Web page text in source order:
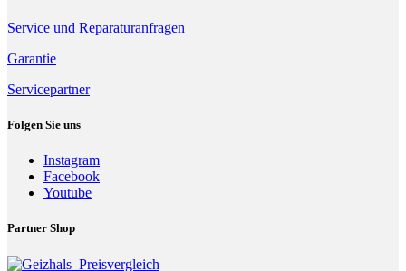
Service und Reparaturanfragen
Garantie
Servicepartner
Folgen Sie uns
Instagram
Facebook
Youtube
Partner Shop